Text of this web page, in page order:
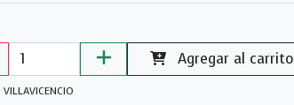
Agregar al carrito
VILLAVICENCIO